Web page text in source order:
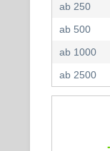
ab 250
ab 500
ab 1000
ab 2500